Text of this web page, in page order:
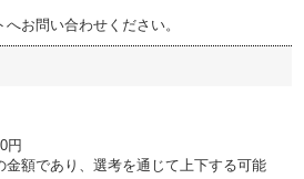
お問い合わせください。
円
額であり、選考を通じて上下する可能